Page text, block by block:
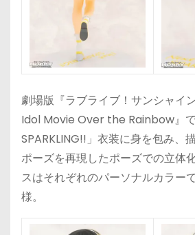
劇場版『ラブライブ！サンシャ
Idol Movie Over the Rainbow』
SPARKLING!!」衣装に身を包み、
ポーズを再現したポーズでの立体
スはそれぞれのパーソナルカラー
様。